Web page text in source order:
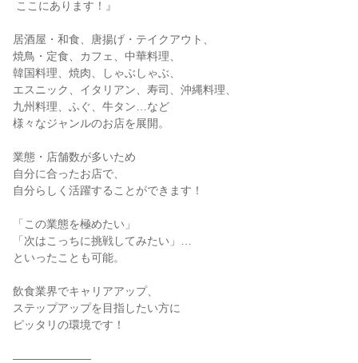
居酒屋・和食、唐揚げ・テイクアウト、
焼鳥・定食、カフェ、中華料理、
韓国料理、焼肉、しゃぶしゃぶ、
エスニック、イタリアン、寿司、沖縄料理、
九州料理、ふぐ、牛タン…など
様々なジャンルのお店を展開。
業態・店舗数が多いため
自分に合ったお店で、
自分らしく活躍することができます！
「この業態を極めたい」
「次はこっちに挑戦してみたい」…
といったことも可能。
飲食業界でキャリアアップ、
ステップアップを目指したい方に
ピッタリの環境です！
―――――――